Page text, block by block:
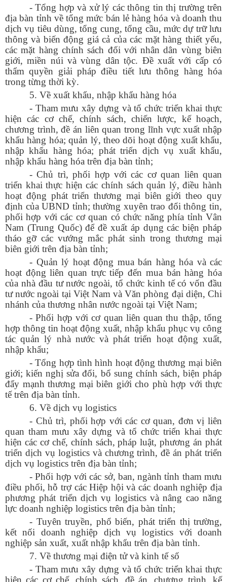
- Tổng hợp và xử lý các thông tin thị trường trên
địa bàn tỉnh về tổng mức bán lẻ hàng hóa và doanh thu
dịch vụ tiêu dùng, tổng cung, tổng cầu, mức dự trữ lưu
thông và biến động giá cả của các mặt hàng thiết yếu,
các mặt hàng chính sách đối với nhân dân vùng biên
giới, miền núi và vùng dân tộc. Đề xuất với cấp có
thẩm quyền giải pháp điều tiết lưu thông hàng hóa
trong từng thời kỳ.
5. Về xuất khẩu, nhập khẩu hàng hóa
- Tham mưu xây dựng và tổ chức triển khai thực
hiện các cơ chế, chính sách, chiến lược, kế hoạch,
chương trình, đề án liên quan trong lĩnh vực xuất nhập
khẩu hàng hóa; quản lý, theo dõi hoạt động xuất khẩu,
nhập khẩu hàng hóa; phát triển dịch vụ xuất khẩu,
nhập khẩu hàng hóa trên địa bàn tỉnh;
- Chủ trì, phối hợp với các cơ quan liên quan
triển khai thực hiện các chính sách quản lý, điều hành
hoạt động phát triển thương mại biên giới theo quy
định của UBND tỉnh; thường xuyên trao đổi thông tin,
phối hợp với các cơ quan có chức năng phía tỉnh Vân
Nam (Trung Quốc) để đề xuất áp dụng các biện pháp
tháo gỡ các vướng mắc phát sinh trong thương mại
biên giới trên địa bàn tỉnh;
- Quản lý hoạt động mua bán hàng hóa và các
hoạt động liên quan trực tiếp đến mua bán hàng hóa
của nhà đầu tư nước ngoài, tổ chức kinh tế có vốn đầu
tư nước ngoài tại Việt Nam và Văn phòng đại diện, Chi
nhánh của thương nhân nước ngoài tại Việt Nam;
- Phối hợp với cơ quan liên quan thu thập, tổng
hợp thông tin hoạt động xuất, nhập khẩu phục vụ công
tác quản lý nhà nước và phát triển hoạt động xuất,
nhập khẩu;
- Tổng hợp tình hình hoạt động thương mại biên
giới; kiến nghị sửa đổi, bổ sung chính sách, biện pháp
đẩy mạnh thương mại biên giới cho phù hợp với thực
tế trên địa bàn tỉnh.
6. Về dịch vụ logistics
- Chủ trì, phối hợp với các cơ quan, đơn vị liên
quan tham mưu xây dựng và tổ chức triển khai thực
hiện các cơ chế, chính sách, pháp luật, phương án phát
triển dịch vụ logistics và chương trình, đề án phát triển
dịch vụ logistics trên địa bàn tỉnh;
- Phối hợp với các sở, ban, ngành tỉnh tham mưu
điều phối, hỗ trợ các Hiệp hội và các doanh nghiệp địa
phương phát triển dịch vụ logistics và nâng cao năng
lực doanh nghiệp logistics trên địa bàn tỉnh;
- Tuyên truyền, phổ biến, phát triển thị trường,
kết nối doanh nghiệp dịch vụ logistics với doanh
nghiệp sản xuất, xuất nhập khẩu trên địa bàn tỉnh.
7. Về thương mại điện tử và kinh tế số
- Tham mưu xây dựng và tổ chức triển khai thực
hiện các cơ chế, chính sách, đề án, chương trình, kế